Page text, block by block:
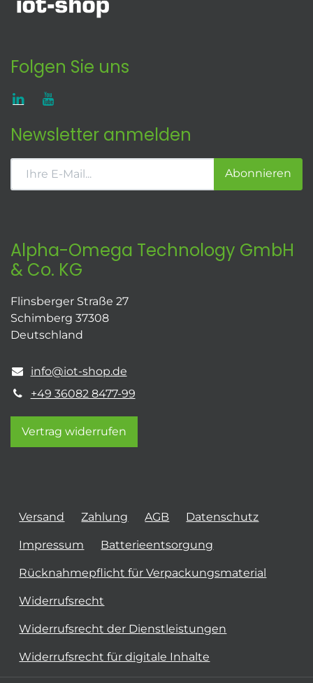
Folgen Sie uns
Newsletter anmelden
Abonnieren
Alpha-Omega Technology GmbH
& Co. KG
Flinsberger Straße 27
Schimberg 37308
Deutschland
info@iot-shop.de
+49 36082 8477-99
Vertrag widerrufen
Versand Zahlung AGB Datenschutz
Impressum Batterieentsorgung
Rücknahmepflicht für Verpackungsmaterial
Widerrufsrecht
Widerrufsrecht der Dienstleistungen
Widerrufsrecht für digitale Inhalte